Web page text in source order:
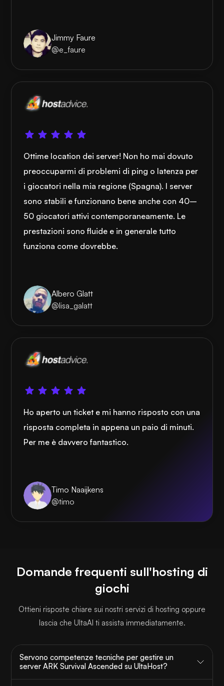
Jimmy Faure
@e_faure
Ottime location dei server! Non ho mai dovuto
preoccuparmi di problemi di ping o latenza per
i giocatori nella mia regione (Spagna). I server
sono stabili e funzionano bene anche con 40–
50 giocatori attivi contemporaneamente. Le
prestazioni sono fluide e in generale tutto
funziona come dovrebbe.
Albero Glatt
@lisa_galatt
Ho aperto un ticket e mi hanno risposto con una
risposta completa in appena un paio di minuti.
Per me è davvero fantastico.
Timo Naaijkens
@timo
Domande frequenti sull'hosting di
giochi
Ottieni risposte chiare sui nostri servizi di hosting oppure
lascia che UltaAI ti assista immediatamente.
Servono competenze tecniche per gestire un
server ARK Survival Ascended su UltaHost?